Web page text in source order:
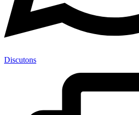
Discutons